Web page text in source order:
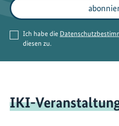
Ich habe die
diesen zu.
IKI-